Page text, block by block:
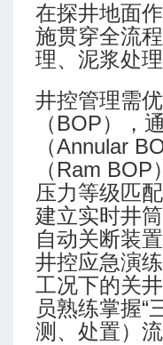
在探井地面
施贯穿全流
理、泥浆处
井控管理需
（BOP），
（Annular
（Ram
压力等级匹
建立实时井
自动关断装
井控应急演
工况下的关
员熟练掌握“
测、处置）流